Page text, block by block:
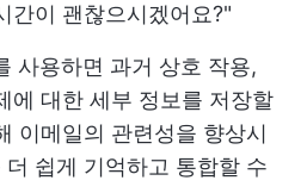
간이 괜찮으시겠어요?"
사용하면 과거 상호 작용,
에 대한 세부 정보를 저장할
이메일의 관련성을 향상시
쉽게 기억하고 통합할 수